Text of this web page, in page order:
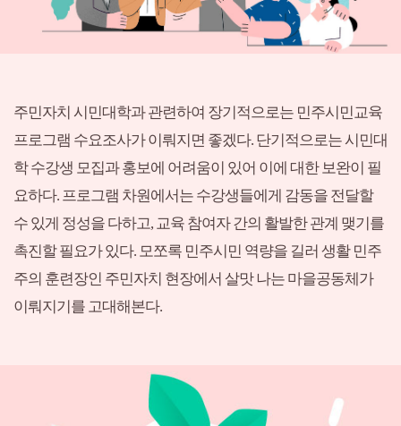
주민자치 시민대학과 관련하여 장기적으로는 민주시민교육
프로그램 수요조사가 이뤄지면 좋겠다. 단기적으로는 시민대
학 수강생 모집과 홍보에 어려움이 있어 이에 대한 보완이 필
요하다. 프로그램 차원에서는 수강생들에게 감동을 전달할
수 있게 정성을 다하고, 교육 참여자 간의 활발한 관계 맺기를
촉진할 필요가 있다. 모쪼록 민주시민 역량을 길러 생활 민주
주의 훈련장인 주민자치 현장에서 살맛 나는 마을공동체가
이뤄지기를 고대해본다.